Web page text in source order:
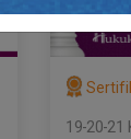
19-20-21